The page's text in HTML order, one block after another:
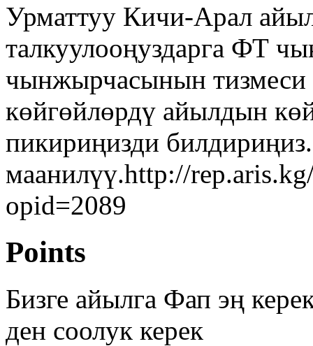
Урматтуу Кичи-Арал
талкуулооңуздарга ФТ
чынжырчасынын тизмеси
көйгөйлөрдү айылдын
пикириңизди
маанилүү.http://
opid=2089
Points
Бизге айылга Фап эң
ден соолук керек